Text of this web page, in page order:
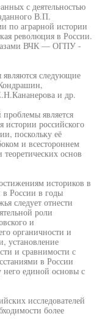
с деятельностью
В.П.
по аграрной истории
революция в России.
ВЧК — ОГПУ -
следующие
и др.
является
российского
поскольку её
и всестороннем
основ
историков в
в России в годы
следует отнести
роли
и
органичности и
установление
и сравнимости с
в России
единой основы с
исследователей
более